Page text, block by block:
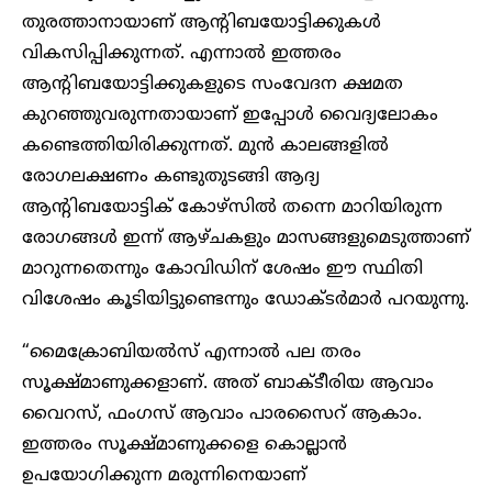
തുരത്താനായാണ് ആന്റിബയോട്ടിക്കുകൾ
വികസിപ്പിക്കുന്നത്. എന്നാൽ ഇത്തരം
ആന്റിബയോട്ടിക്കുകളുടെ സംവേദന ക്ഷമത
കുറഞ്ഞുവരുന്നതായാണ് ഇപ്പോൾ വൈദ്യലോകം
കണ്ടെത്തിയിരിക്കുന്നത്. മുൻ കാലങ്ങളിൽ
രോഗലക്ഷണം കണ്ടുതുടങ്ങി ആദ്യ
ആന്റിബയോട്ടിക് കോഴ്സിൽ തന്നെ മാറിയിരുന്ന
രോഗങ്ങൾ ഇന്ന് ആഴ്ചകളും മാസങ്ങളുമെടുത്താണ്
മാറുന്നതെന്നും കോവിഡിന് ശേഷം ഈ സ്ഥിതി
വിശേഷം കൂടിയിട്ടുണ്ടെന്നും ഡോക്ടർമാർ പറയുന്നു.
“മൈക്രോബിയൽസ് എന്നാൽ പല തരം
സൂക്ഷ്മാണുക്കളാണ്. അത് ബാക്ടീരിയ ആവാം
വൈറസ്, ഫം​ഗസ് ആവാം പാരസൈറ് ആകാം.
ഇത്തരം സൂക്ഷ്മാണുക്കളെ കൊല്ലാൻ
ഉപയോഗിക്കുന്ന മരുന്നിനെയാണ്